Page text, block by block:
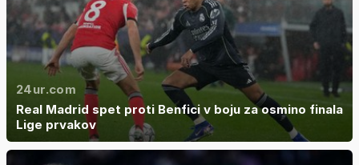
24ur.com
Real Madrid spet proti Benfici v boju za osmino finala
Lige prvakov